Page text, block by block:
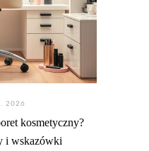
2026
kosmetyczny?
i wskazówki